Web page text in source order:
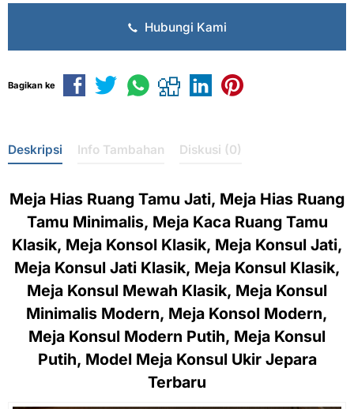
Hubungi Kami
Bagikan ke
Deskripsi Info Tambahan Diskusi (0)
Meja Hias Ruang Tamu Jati, Meja Hias Ruang
Tamu Minimalis, Meja Kaca Ruang Tamu
Klasik, Meja Konsol Klasik, Meja Konsul Jati,
Meja Konsul Jati Klasik, Meja Konsul Klasik,
Meja Konsul Mewah Klasik, Meja Konsul
Minimalis Modern, Meja Konsol Modern,
Meja Konsul Modern Putih, Meja Konsul
Putih, Model Meja Konsul Ukir Jepara
Terbaru